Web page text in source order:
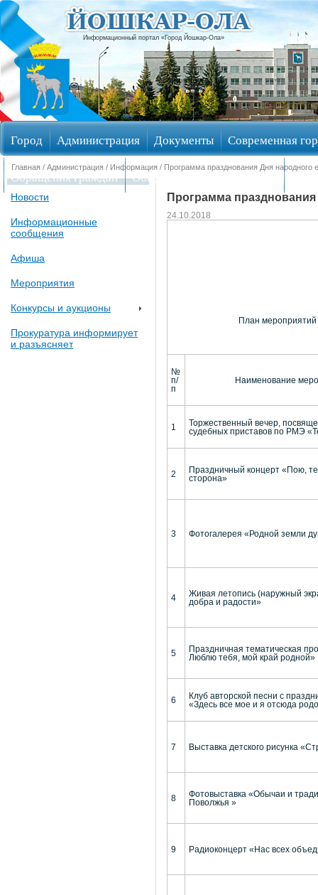
Информационный портал «Город Йошкар-Ола»
Город Администрация Документы Современная
Обращения граждан Общественные обсуждения
Главная / Администрация / Информация / Программа празднования Дня народного
Новости
Информационные
сообщения
Афиша
Мероприятия
Конкурсы и аукционы
Прокуратура информирует
и разъясняет
Программа
24.10.2018
План
№
п/
п
Наименование
1
Торжественный вечер,
судебных приставов по РМЭ
2
Праздничный концерт «Пою,
сторона»
3 Фотогалерея «Родной земли
4
Живая летопись (наружный
добра и радости»
5
Праздничная тематическая
Люблю тебя, мой край родной»
6
Клуб авторской песни с
«Здесь все мое и я отсюда
7 Выставка детского рисунка
8
Фотовыставка «Обычаи и
Поволжья »
9 Радиоконцерт «Нас всех